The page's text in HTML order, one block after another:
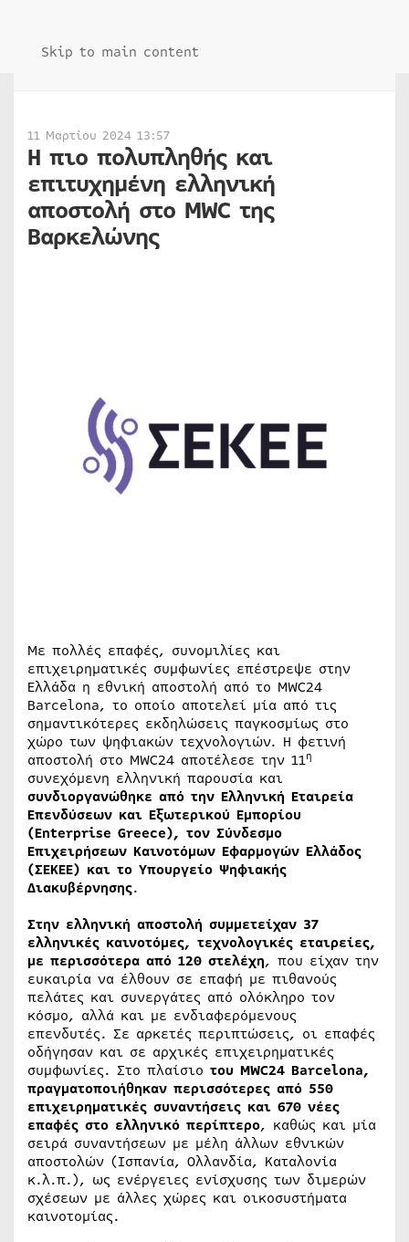
Skip to main content
11 Μαρτίου 2024 13:57
Η πιο πολυπληθής και
επιτυχημένη ελληνική
αποστολή στο MWC της
Βαρκελώνης
Με πολλές επαφές, συνομιλίες και
επιχειρηματικές συμφωνίες επέστρεψε στην
Ελλάδα η εθνική αποστολή από το MWC24
Barcelona, το οποίο αποτελεί μία από τις
σημαντικότερες εκδηλώσεις παγκοσμίως στο
χώρο των ψηφιακών τεχνολογιών. Η φετινή
αποστολή στο MWC24 αποτέλεσε την 11η
συνεχόμενη ελληνική παρουσία και
συνδιοργανώθηκε από την Ελληνική Εταιρεία
Επενδύσεων και Εξωτερικού Εμπορίου
(Enterprise Greece), τον Σύνδεσμο
Επιχειρήσεων Καινοτόμων Εφαρμογών Ελλάδος
(ΣΕΚΕΕ) και το Υπουργείο Ψηφιακής
Διακυβέρνησης.
Στην ελληνική αποστολή συμμετείχαν 37
ελληνικές καινοτόμες, τεχνολογικές εταιρείες,
με περισσότερα από 120 στελέχη, που είχαν την
ευκαιρία να έλθουν σε επαφή με πιθανούς
πελάτες και συνεργάτες από ολόκληρο τον
κόσμο, αλλά και με ενδιαφερόμενους
επενδυτές. Σε αρκετές περιπτώσεις, οι επαφές
οδήγησαν και σε αρχικές επιχειρηματικές
συμφωνίες. Στο πλαίσιο του MWC24 Barcelona,
πραγματοποιήθηκαν περισσότερες από 550
επιχειρηματικές συναντήσεις και 670 νέες
επαφές στο ελληνικό περίπτερο, καθώς και μία
σειρά συναντήσεων με μέλη άλλων εθνικών
αποστολών (Ισπανία, Ολλανδία, Καταλονία
κ.λ.π.), ως ενέργειες ενίσχυσης των διμερών
σχέσεων με άλλες χώρες και οικοσυστήματα
καινοτομίας.